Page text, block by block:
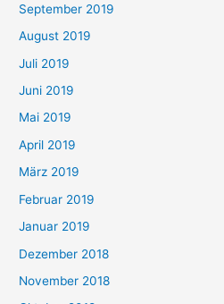
September 2019
August 2019
Juli 2019
Juni 2019
Mai 2019
April 2019
März 2019
Februar 2019
Januar 2019
Dezember 2018
November 2018